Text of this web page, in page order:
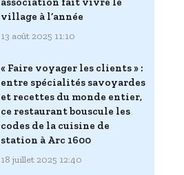
village à l’année
13 août 2025 11:10
« Faire voyager les clients » :
entre spécialités savoyardes
et recettes du monde entier,
ce restaurant bouscule les
codes de la cuisine de
station à Arc 1600
18 juillet 2025 12:40